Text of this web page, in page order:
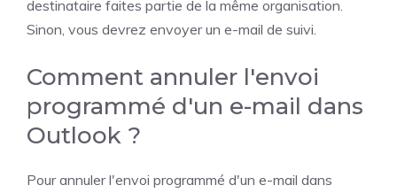
destinataire faites partie de la même organisation.
Sinon, vous devrez envoyer un e-mail de suivi.
Comment annuler l'envoi
programmé d'un e-mail dans
Outlook ?
Pour annuler l'envoi programmé d'un e-mail dans